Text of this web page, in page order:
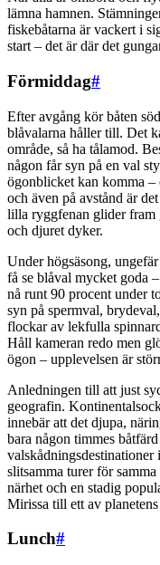
lämna hamnen.
fiskebåtarna är vackert i
start – det är där det
Förmiddag#
Efter avgång kör båten
blåvalarna håller till. Det
område, så ha tålamod.
någon får syn på en val
ögonblicket kan komma
och även på avstånd är
lilla ryggfenan glider fram
och djuret dyker.
Under högsäsong,
få se blåval mycket goda
nå runt 90 procent under
syn på spermval,
flockar av lekfulla
Håll kameran redo men
ögon – upplevelsen är
Anledningen till att just
geografin.
innebär att det djupa,
bara någon timmes
slitsamma turer för
närhet och en stadig
Mirissa till ett av
Lunch#